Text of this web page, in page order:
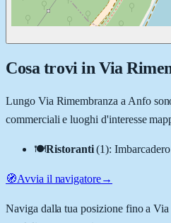
Cosa trovi in Via
Lungo Via Rimembranza a Anfo
commerciali e luoghi d'interesse
🍽️Ristoranti (1):Imbarcadero
🧭Avvia il navigatore→
Naviga dalla tua posizione fino aVia